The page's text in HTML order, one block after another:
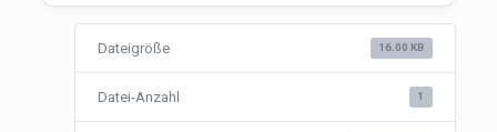
Dateigröße 16.00 KB
Datei-Anzahl 1